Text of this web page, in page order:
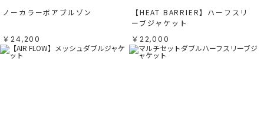
ノーカラーボアブルゾン
￥24,200
【HEAT BARRIER】ハーフスリ
ーブジャケット
￥22,000